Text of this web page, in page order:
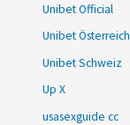
Unibet Official
Unibet Österreich
Unibet Schweiz
Up X
usasexguide cc